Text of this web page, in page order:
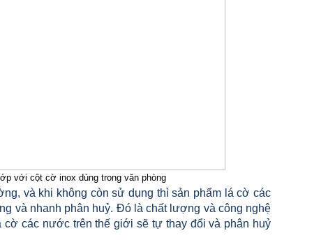
với cột cờ inox dùng trong văn phòng
và khi không còn sử dụng thì sản phẩm lá cờ các
và nhanh phân huỷ. Đó là chất lượng và công nghệ
cờ các nước trên thế giới sẽ tự thay đổi và phân huỷ